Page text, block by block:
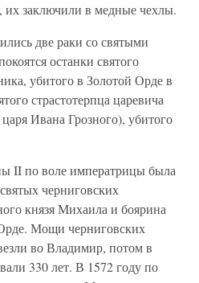
их заключили в медные чехлы.
две раки со святыми
останки святого
убитого в Золотой Орде в
страстотерпца царевича
Ивана Грозного), убитого
II по воле императрицы была
черниговских
князя Михаила и боярина
Мощи черниговских
во Владимир, потом в
330 лет. В 1572 году по